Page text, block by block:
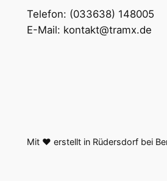
Telefon: (033638) 148005
E-Mail: kontakt@tramx.de
Mit ❤️ erstellt in Rüdersdorf bei